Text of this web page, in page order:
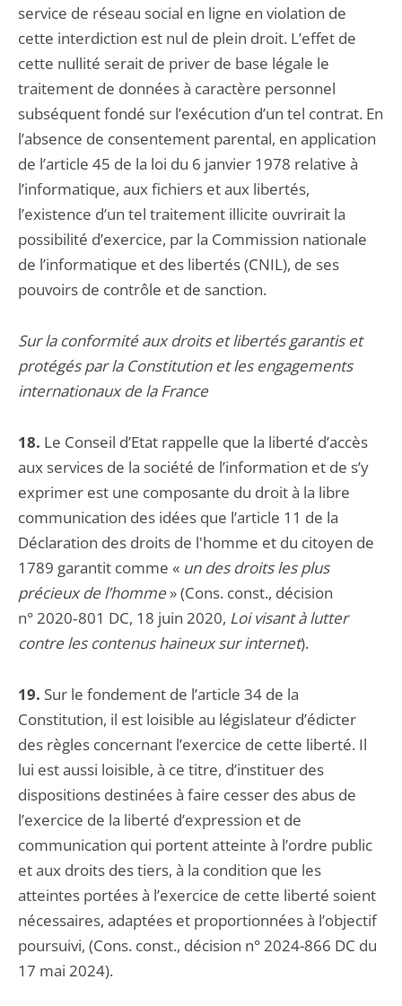
service de réseau social en ligne en violation de
cette interdiction est nul de plein droit. L’effet de
cette nullité serait de priver de base légale le
traitement de données à caractère personnel
subséquent fondé sur l’exécution d’un tel contrat. En
l’absence de consentement parental, en application
de l’article 45 de la loi du 6 janvier 1978 relative à
l’informatique, aux fichiers et aux libertés,
l’existence d’un tel traitement illicite ouvrirait la
possibilité d’exercice, par la Commission nationale
de l’informatique et des libertés (CNIL), de ses
pouvoirs de contrôle et de sanction.
Sur la conformité aux droits et libertés garantis et
protégés par la Constitution et les engagements
internationaux de la France
18. Le Conseil d’Etat rappelle que la liberté d’accès
aux services de la société de l’information et de s’y
exprimer est une composante du droit à la libre
communication des idées que l’article 11 de la
Déclaration des droits de l'homme et du citoyen de
1789 garantit comme « un des droits les plus
précieux de l’homme » (Cons. const., décision
n° 2020‑801 DC, 18 juin 2020, Loi visant à lutter
contre les contenus haineux sur internet).
19. Sur le fondement de l’article 34 de la
Constitution, il est loisible au législateur d’édicter
des règles concernant l’exercice de cette liberté. Il
lui est aussi loisible, à ce titre, d’instituer des
dispositions destinées à faire cesser des abus de
l’exercice de la liberté d’expression et de
communication qui portent atteinte à l’ordre public
et aux droits des tiers, à la condition que les
atteintes portées à l’exercice de cette liberté soient
nécessaires, adaptées et proportionnées à l’objectif
poursuivi, (Cons. const., décision n° 2024-866 DC du
17 mai 2024).